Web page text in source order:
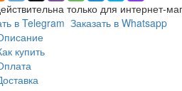
только для интернет-
в Telegram Заказать в Whatsapp
купить